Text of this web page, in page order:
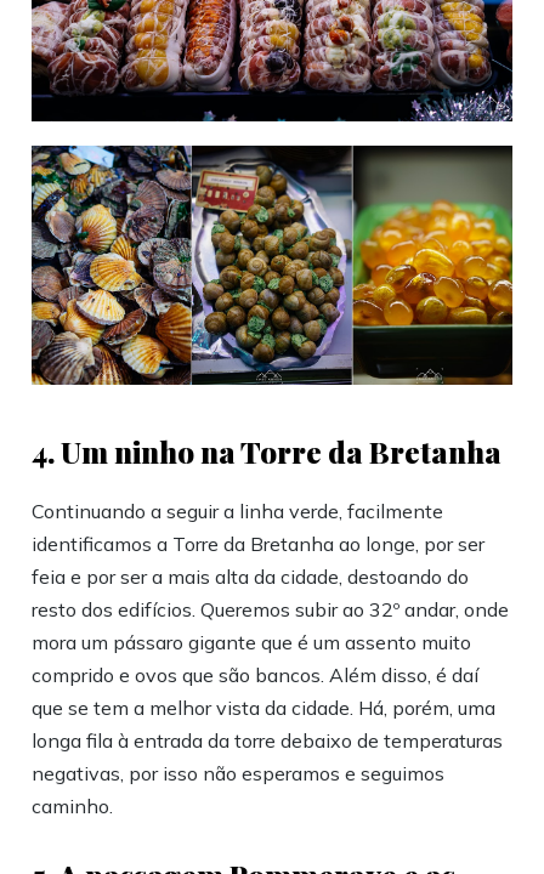
4. Um ninho na Torre da Bretanha
Continuando a seguir a linha verde, facilmente
identificamos a Torre da Bretanha ao longe, por ser
feia e por ser a mais alta da cidade, destoando do
resto dos edifícios. Queremos subir ao 32º andar, onde
mora um pássaro gigante que é um assento muito
comprido e ovos que são bancos. Além disso, é daí
que se tem a melhor vista da cidade. Há, porém, uma
longa fila à entrada da torre debaixo de temperaturas
negativas, por isso não esperamos e seguimos
caminho.